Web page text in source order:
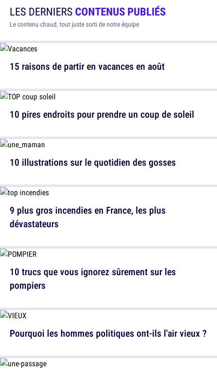
LES DERNIERS CONTENUS PUBLIÉS
Le contenu chaud, tout juste sorti de notre équipe
15 raisons de partir en vacances en août
10 illustrations sur le quotidien des gosses
10 trucs que vous ignorez sûrement sur les
pompiers
10 pires endroits pour prendre un coup de soleil
9 plus gros incendies en France, les plus
dévastateurs
Pourquoi les hommes politiques ont-ils l'air vieux ?